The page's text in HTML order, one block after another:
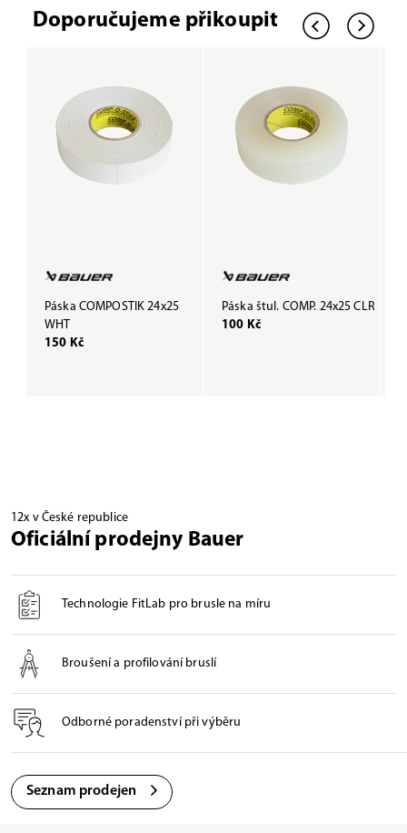
Doporučujeme přikoupit
Páska COMPOSTIK 24x25
WHT
150 Kč
Páska štul. COMP. 24x25 CLR
100 Kč
12x v České republice
Oficiální prodejny Bauer
Technologie FitLab pro brusle na míru
Broušení a profilování bruslí
Odborné poradenství při výběru
Seznam prodejen